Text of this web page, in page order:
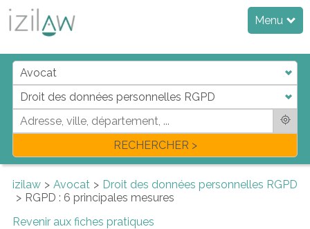
Menu
RECHERCHER >
izilaw Avocat
Droit des données personnelles RGPD
RGPD : 6 principales mesures
Revenir aux fiches pratiques